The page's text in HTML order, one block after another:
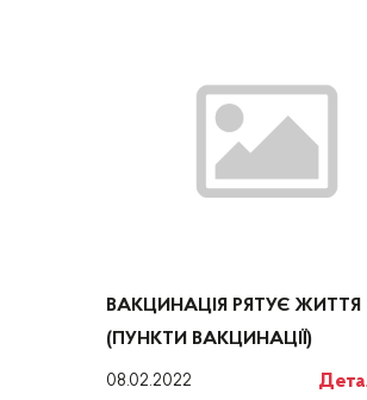
ВАКЦИНАЦІЯ РЯТУЄ ЖИТТЯ
(ПУНКТИ ВАКЦИНАЦІЇ)
08.02.2022